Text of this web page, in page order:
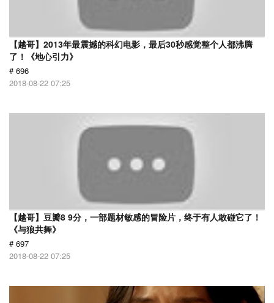
【越哥】2013年最震撼的科幻电影，最后30秒感觉整个人都沸腾
了！《地心引力》
# 696
2018-08-22 07:25
【越哥】豆瓣8 9分，一部题材敏感的冒险片，终于有人敢碰它了！
《与狼共舞》
# 697
2018-08-22 07:25